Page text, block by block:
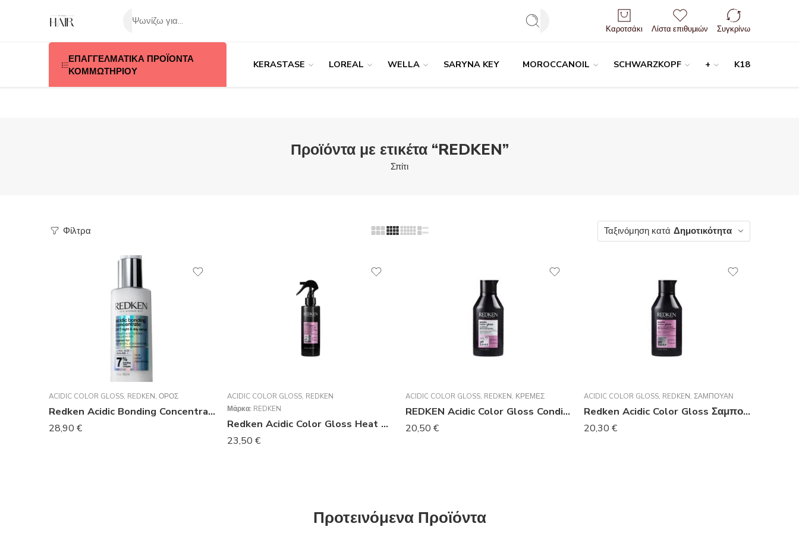
Είσοδος / Εγγραφή
Καροτσάκι Λίστα επιθυμιών Συγκρίνω
ΕΠΑΓΓΕΛΜΑΤΙΚΑ ΠΡΟΪΟΝΤΑ
ΚΟΜΜΩΤΗΡΙΟΥ
KERASTASE LOREAL WELLA SARYNA KEY MOROCCANOIL SCHWARZKOPF + K18
Προϊόντα με ετικέτα “REDKEN”
Σπίτι
Φίλτρα Ταξινόμηση κατά Δημοτικότητα
ACIDIC COLOR GLOSS, REDKEN, ΟΡΌΣ
Redken Acidic Bonding Concentrate 24/7 Night & Day Serum Ενδυνάμωσης 100ml
28,90 €
ACIDIC COLOR GLOSS, REDKEN
Μάρκα: REDKEN
Redken Acidic Color Gloss Heat Protection Treatment 190ml
23,50 €
ACIDIC COLOR GLOSS, REDKEN, ΚΡΈΜΕΣ
REDKEN Acidic Color Gloss Conditioner 300ML
20,50 €
ACIDIC COLOR GLOSS, REDKEN, ΣΑΜΠΟΥΆΝ
Redken Acidic Color Gloss Σαμπουάν Διατήρησης Χρώματος για Βαμμένα Μαλλιά 300ml
20,30 €
Προτεινόμενα Προϊόντα